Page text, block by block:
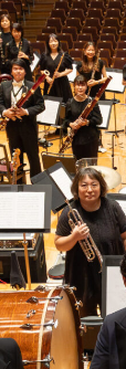
過去
定
特
ジ
CD